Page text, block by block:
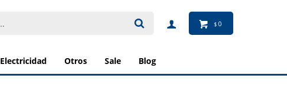
electricidad otros sale blog
$0